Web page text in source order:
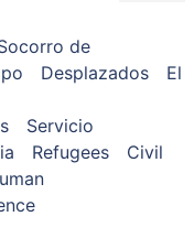
de
Desplazados
El
Servicio
Refugees
Civil